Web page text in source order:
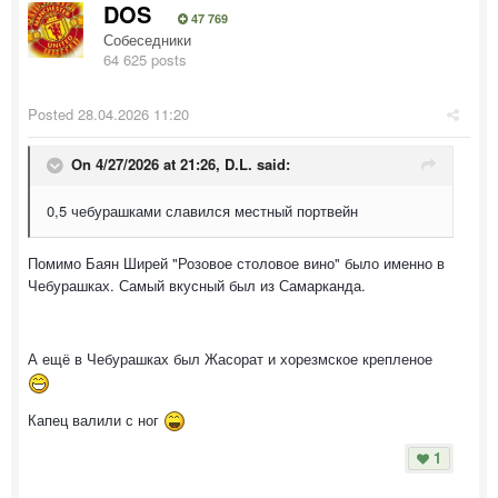
DOS 47 769
Собеседники
64 625 posts
Posted 28.04.2026 11:20
On 4/27/2026 at 21:26, D.L. said:
0,5 чебурашками славился местный портвейн
Помимо Баян Ширей "Розовое столовое вино" было именно в
Чебурашках. Самый вкусный был из Самарканда.
А ещё в Чебурашках был Жасорат и хорезмское крепленое
Капец валили с ног
1